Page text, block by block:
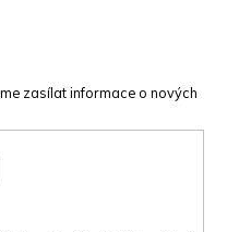
zasílat informace o nových